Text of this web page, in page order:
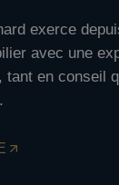
exerce
avec une
tant en conseil